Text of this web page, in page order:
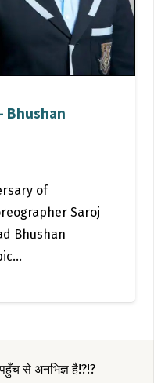
Bhushan
of
Saroj
Bhushan
से अनभिज्ञ है!?!?